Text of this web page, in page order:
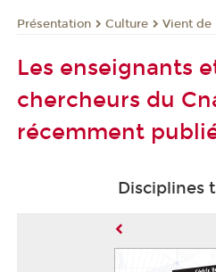
Présentation Culture Vient de
Les enseignants
chercheurs du
récemment
Disciplines